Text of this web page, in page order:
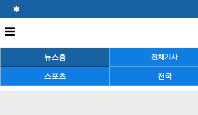
뉴스홈 전체기사
스포츠 전국